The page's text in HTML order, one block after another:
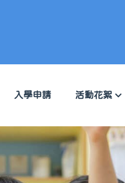
入學申請 活動花絮